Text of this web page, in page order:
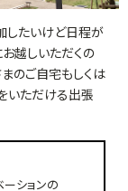
したいけど日程が
越しいただくの
のご自宅もしくは
いただける出張
ションの